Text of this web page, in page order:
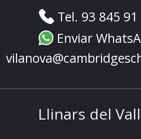
Tel. 93 845
Enviar
Llinars del